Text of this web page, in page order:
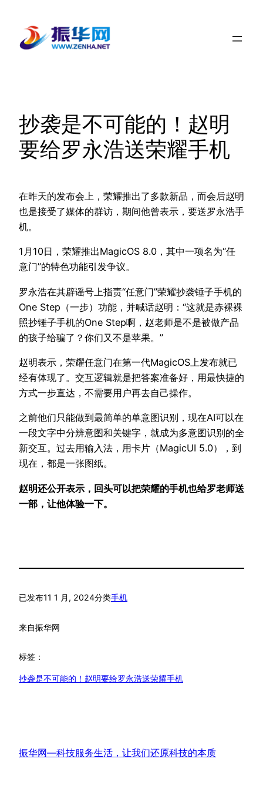
抄袭是不可能的！赵明
要给罗永浩送荣耀手机
在昨天的发布会上，荣耀推出了多款新品，而会后赵明
也是接受了媒体的群访，期间他曾表示，要送罗永浩手
机。
1月10日，荣耀推出MagicOS 8.0，其中一项名为“任
意门”的特色功能引发争议。
罗永浩在其辟谣号上指责“任意门”荣耀抄袭锤子手机的
One Step（一步）功能，并喊话赵明：“这就是赤裸裸
照抄锤子手机的One Step啊，赵老师是不是被做产品
的孩子给骗了？你们又不是苹果。”
赵明表示，荣耀任意门在第一代MagicOS上发布就已
经有体现了。交互逻辑就是把答案准备好，用最快捷的
方式一步直达，不需要用户再去自己操作。
之前他们只能做到最简单的单意图识别，现在AI可以在
一段文字中分辨意图和关键字，就成为多意图识别的全
新交互。过去用输入法，用卡片（MagicUI 5.0），到
现在，都是一张图纸。
赵明还公开表示，回头可以把荣耀的手机也给罗老师送
一部，让他体验一下。
已发布11 1 月, 2024分类手机
来自振华网
标签：
抄袭是不可能的！赵明要给罗永浩送荣耀手机
振华网—科技服务生活，让我们还原科技的本质